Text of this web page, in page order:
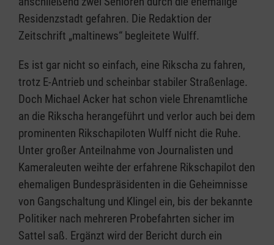
Residenzstadt gefahren. Die Redaktion der
Zeitschrift „maltinews“ begleitete Wulff.
Es ist gar nicht so einfach, eine Rikscha zu fahren,
trotz E-Antrieb und scheinbar stabiler Straßenlage.
Doch Michael Acker hat schon viele Ehrenamtliche
an die Rikscha herangeführt und verlor auch bei dem
prominenten Rikschapiloten Wulff nicht die Ruhe.
Unter großer Anteilnahme von Journalisten und
Kameraleuten weihte der erfahrene Rikschapilot den
ehemaligen Bundespräsidenten in die Geheimnisse
von Gangschaltung und Klingel ein, bis der bekannte
Politiker nach mehreren Probefahrten sicher im
Sattel saß. Ergänzt wird der Bericht durch ein